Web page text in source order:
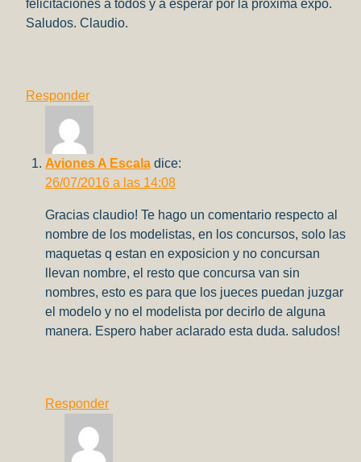
felicitaciones a todos y a esperar por la próxima expo.
Saludos. Claudio.
Responder
Aviones A Escala dice:
26/07/2016 a las 14:08
Gracias claudio! Te hago un comentario respecto al
nombre de los modelistas, en los concursos, solo las
maquetas q estan en exposicion y no concursan
llevan nombre, el resto que concursa van sin
nombres, esto es para que los jueces puedan juzgar
el modelo y no el modelista por decirlo de alguna
manera. Espero haber aclarado esta duda. saludos!
Responder